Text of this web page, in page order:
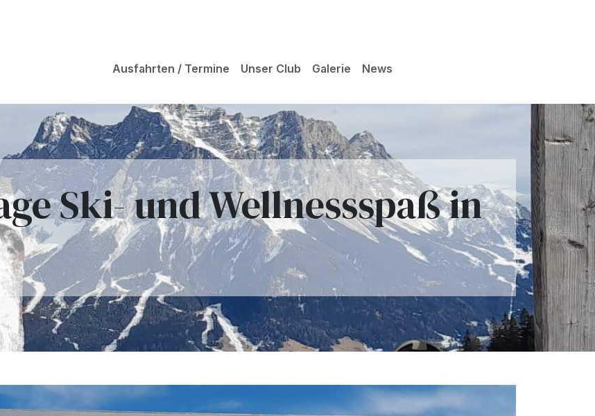
Ausfahrten / Termine Unser Club Galerie News
Ski- und Wellnessspaß in